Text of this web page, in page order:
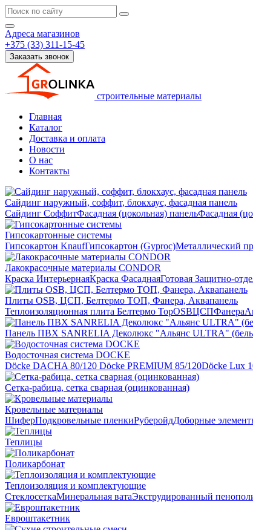
Адреса магазинов
+375 (33) 311-15-45
Заказать звонок
строительные материалы
Главная
Каталог
Доставка и оплата
Новости
О нас
Контакты
Сайдинг наружный, соффит, блокхаус, фасадная панель
Сайдинг СоффитФасадная (цокольная) панельФасадная
Гипсокартонные системы
Гипсокартон KnaufГипсокартон (Gyproc)Металлический
Лакокрасочные материалы CONDOR
Краска ИнтерьернаяКраска ФасаднаяГотовая Защитно-
Плиты OSB, ЦСП, Белтермо ТОП, Фанера, Аквапанель
Теплоизоляционная плита Белтермо TopOSBЦСПФанера
Панель ПВХ SANRELIA Деколюкс "Альянс ULTRA"
Водосточная система DOCKE
Döсkе DACHA 80/120 Döcke PREMIUM 85/120Döсkе Luх
Сетка-рабица, сетка сварная (оцинкованная)
Кровельные материалы
ШиферПодкровельные пленкиРуберойдДоборные
Теплицы
Поликарбонат
Теплоизоляция и комплектующие
СтеклосеткаМинеральная ватаЭкструдированный
Евроштакетник